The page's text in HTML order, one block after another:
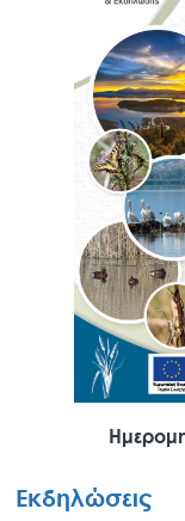
Εκδηλώσεις